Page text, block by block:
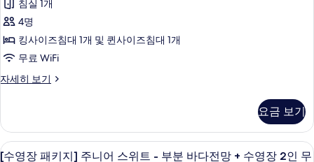
제
공
사
진
보
기
공
자
세
히
보
전
망,
코
+
영
장
2
부
분
다
전
코
영
장
2
패
키
지]
이
큐
티
침실 1개
4명
킹사이즈침대 1개 및 퀸사이즈침대 1개
무료 WiFi
자세히 보기
[수
키
지]
이
요금 보기
[수
미니바, 암막 커튼, 방음 설비, 무료 WiFi
7
[수영장 패키지] 주니어 스위트 - 부분 바다전망 + 수영장 2인 무